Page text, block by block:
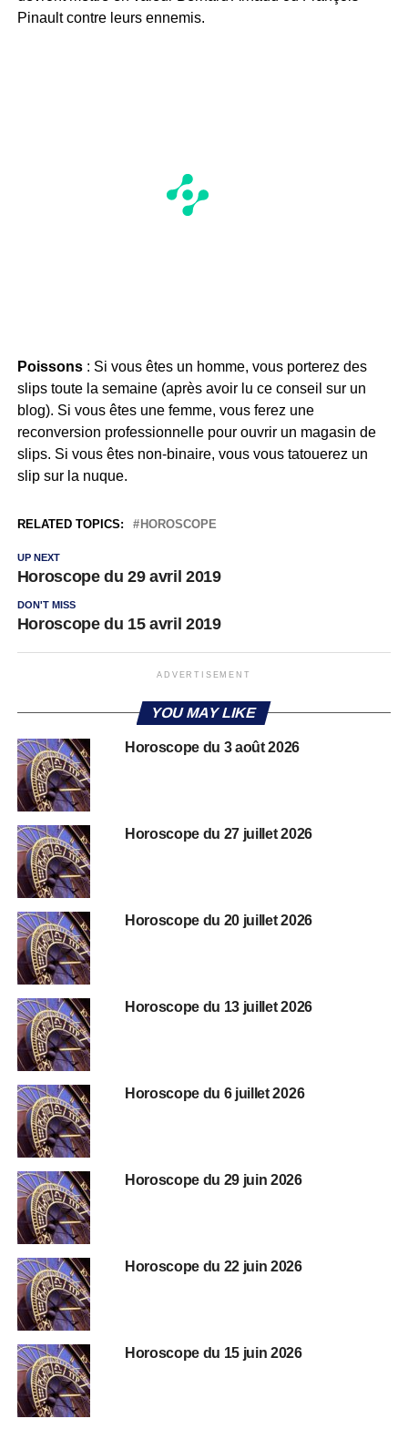
Pinault contre leurs ennemis.
Poissons: Si vous êtes un homme, vous porterez des
slips toute la semaine (après avoir lu ce conseil sur un
blog). Si vous êtes une femme, vous ferez une
reconversion professionnelle pour ouvrir un magasin de
slips. Si vous êtes non-binaire, vous vous tatouerez un
slip sur la nuque.
RELATED TOPICS: HOROSCOPE
UP NEXT
Horoscope du 29 avril 2019
DON'T MISS
Horoscope du 15 avril 2019
ADVERTISEMENT
YOU MAY LIKE
Horoscope du 3 août 2026
Horoscope du 27 juillet 2026
Horoscope du 20 juillet 2026
Horoscope du 13 juillet 2026
Horoscope du 6 juillet 2026
Horoscope du 29 juin 2026
Horoscope du 22 juin 2026
Horoscope du 15 juin 2026